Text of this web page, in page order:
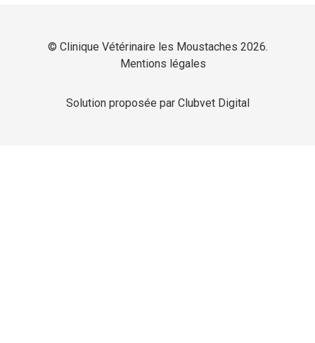
© Clinique Vétérinaire les Moustaches 2026.
Mentions légales
Solution proposée par Clubvet Digital